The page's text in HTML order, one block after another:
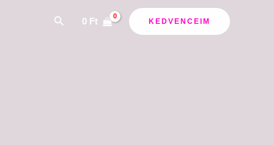
Search
0 Ft KEDVENCEIM